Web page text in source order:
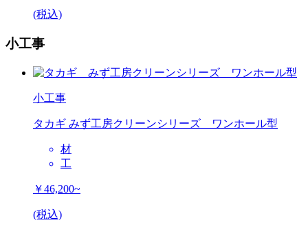
(税込)
小工事
小工事
タカギ みず工房クリーンシリーズ ワンホール型
材
工
￥46,200~
(税込)